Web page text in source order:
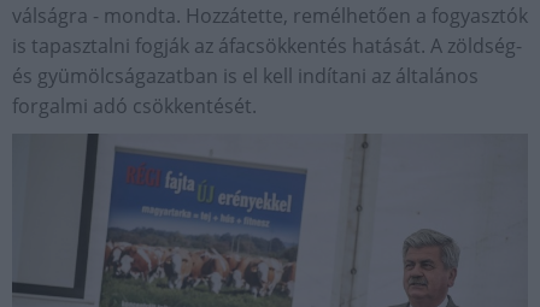
válságra - mondta. Hozzátette, remélhetően a fogyasztók
is tapasztalni fogják az áfacsökkentés hatását. A zöldség-
és gyümölcságazatban is el kell indítani az általános
forgalmi adó csökkentését.